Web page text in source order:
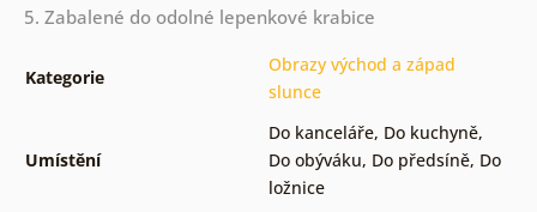
5. Zabalené do odolné lepenkové krabice
Kategorie
Obrazy východ a západ
slunce
Umístění
Do kanceláře, Do kuchyně,
Do obýváku, Do předsíně, Do
ložnice